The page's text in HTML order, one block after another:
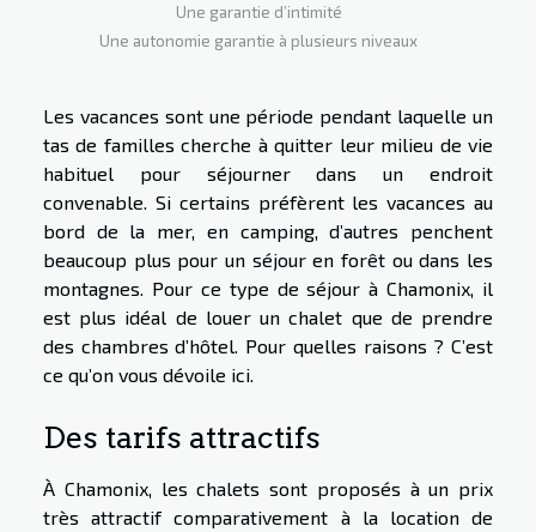
Une garantie d’intimité
Une autonomie garantie à plusieurs niveaux
Les vacances sont une période pendant laquelle un
tas de familles cherche à quitter leur milieu de vie
habituel pour séjourner dans un endroit
convenable. Si certains préfèrent les vacances au
bord de la mer, en camping, d’autres penchent
beaucoup plus pour un séjour en forêt ou dans les
montagnes. Pour ce type de séjour à Chamonix, il
est plus idéal de louer un chalet que de prendre
des chambres d’hôtel. Pour quelles raisons ? C’est
ce qu’on vous dévoile ici.
Des tarifs attractifs
À Chamonix, les chalets sont proposés à un prix
très attractif comparativement à la location de